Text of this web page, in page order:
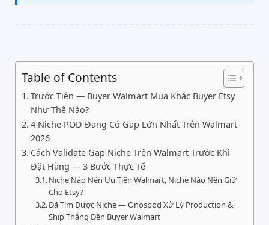
Table of Contents
Trước Tiên — Buyer Walmart Mua Khác Buyer Etsy
Như Thế Nào?
4 Niche POD Đang Có Gap Lớn Nhất Trên Walmart
2026
Cách Validate Gap Niche Trên Walmart Trước Khi
Đặt Hàng — 3 Bước Thực Tế
Niche Nào Nên Ưu Tiên Walmart, Niche Nào Nên Giữ
Cho Etsy?
Đã Tìm Được Niche — Onospod Xử Lý Production &
Ship Thẳng Đến Buyer Walmart